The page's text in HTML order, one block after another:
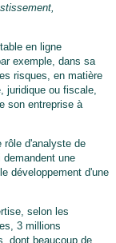
en ligne
exemple, dans sa
risques, en matière
juridique ou fiscale,
son entreprise à
rôle d'analyste de
une
développement d'une
selon les
3 millions
dont beaucoup de